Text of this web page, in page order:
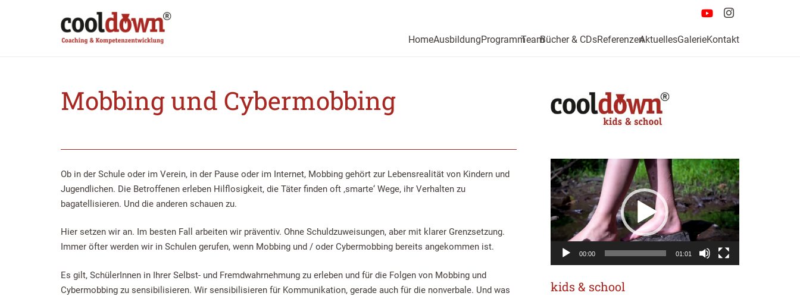
HomeAusbildungProgrammTeamBücher & CDsReferenzenAktuellesGalerieKontakt
Mobbing und Cybermobbing
Ob in der Schule oder im Verein, in der Pause oder im Internet, Mobbing gehört zur Lebensrealität von Kindern und
Jugendlichen. Die Betroffenen erleben Hilflosigkeit, die Täter finden oft ‚smarte‘ Wege, ihr Verhalten zu
bagatellisieren. Und die anderen schauen zu.
Hier setzen wir an. Im besten Fall arbeiten wir präventiv. Ohne Schuldzuweisungen, aber mit klarer Grenzsetzung.
Immer öfter werden wir in Schulen gerufen, wenn Mobbing und / oder Cybermobbing bereits angekommen ist.
Es gilt, SchülerInnen in Ihrer Selbst- und Fremdwahrnehmung zu erleben und für die Folgen von Mobbing und
Cybermobbing zu sensibilisieren. Wir sensibilisieren für Kommunikation, gerade auch für die nonverbale. Und was
Video-
Player
00:00 01:01
kids & school